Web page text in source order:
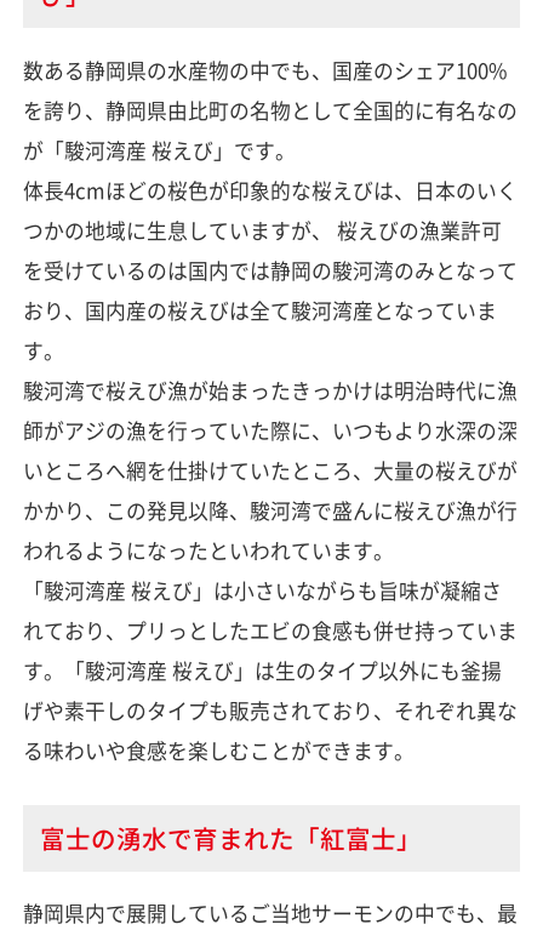
数ある静岡県の水産物の中でも、国産のシェア100%
を誇り、静岡県由比町の名物として全国的に有名なの
が「駿河湾産 桜えび」です。
体長4cmほどの桜色が印象的な桜えびは、日本のいく
つかの地域に生息していますが、 桜えびの漁業許可
を受けているのは国内では静岡の駿河湾のみとなって
おり、国内産の桜えびは全て駿河湾産となっていま
す。
駿河湾で桜えび漁が始まったきっかけは明治時代に漁
師がアジの漁を行っていた際に、いつもより水深の深
いところへ網を仕掛けていたところ、大量の桜えびが
かかり、この発見以降、駿河湾で盛んに桜えび漁が行
われるようになったといわれています。
「駿河湾産 桜えび」は小さいながらも旨味が凝縮さ
れており、プリっとしたエビの食感も併せ持っていま
す。「駿河湾産 桜えび」は生のタイプ以外にも釜揚
げや素干しのタイプも販売されており、それぞれ異な
る味わいや食感を楽しむことができます。
富士の湧水で育まれた「紅富士」
静岡県内で展開しているご当地サーモンの中でも、最